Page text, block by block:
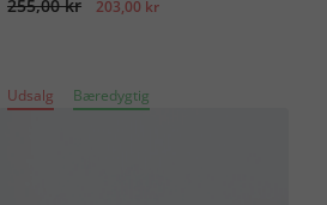
255,00 kr 203,00 kr
Udsalg Bæredygtig